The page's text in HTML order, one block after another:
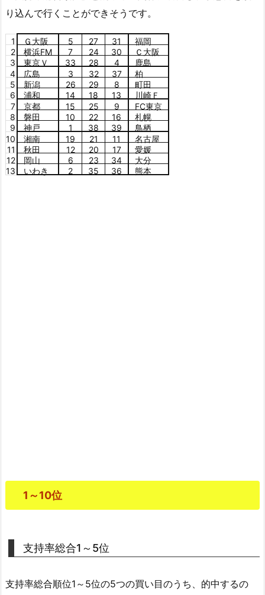
り込んで行くことができそうです。
1 Ｇ大阪 5 27 31
福岡
2
横浜FM 7 24 30
Ｃ大阪
3
東京Ｖ 33 28 4
鹿島
4
広島 3 32 37
柏
5
新潟 26 29 8
町田
6
浦和 14 18 13
川崎Ｆ
7
京都 15 25 9
FC東京
8
磐田 10 22 16
札幌
9
神戸 1 38 39
鳥栖
10
湘南 19 21 11
名古屋
11
秋田 12 20 17
愛媛
12
岡山 6 23 34
大分
13
いわき 2 35 36 熊本
1～10位
支持率総合1～5位
支持率総合順位1～5位の5つの買い目のうち、的中するの